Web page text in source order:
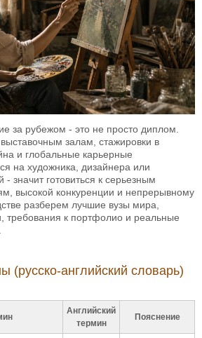
за рубежом - это не просто диплом.
залам, стажировки в
и глобальные карьерные
на художника, дизайнера или
- значит готовиться к серьезным
высокой конкуренции и непрерывному
разберем лучшие вузы мира,
требования к портфолио и реальные
(русско-английский словарь)
Английский
термин
Пояснение